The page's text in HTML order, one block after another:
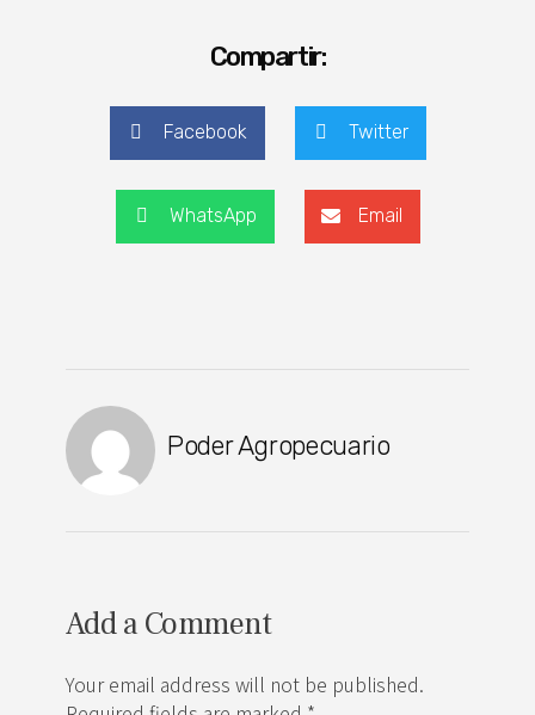
Compartir:
Facebook Twitter
WhatsApp Email
Poder Agropecuario
Add a Comment
Your email address will not be published.